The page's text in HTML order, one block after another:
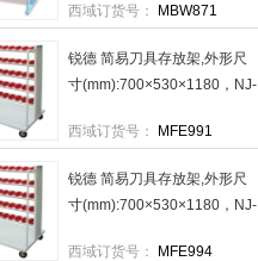
西域订货号： MBW871
锐德 简易刀具存放架,外形尺
寸(mm):700×530×1180，NJ-
西域订货号：
MFE991
锐德 简易刀具存放架,外形尺
寸(mm):700×530×1180，NJ-
西域订货号：
MFE994